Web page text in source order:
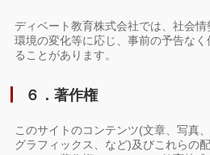
ディベート教育株式会社では、社会
環境の変化等に応じ、事前の予告な
ることがあります。
６．著作権
このサイトのコンテンツ(文章、写真
グラフィックス、など)及びこれらの